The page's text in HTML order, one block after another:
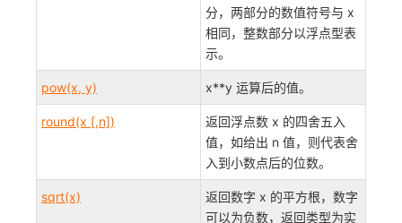
分，两部分的数值符号与 x
相同，整数部分以浮点型表
示。
pow(x, y) x**y 运算后的值。
round(x [,n])
返回浮点数 x 的四舍五入
值，如给出 n 值，则代表舍
入到小数点后的位数。
sqrt(x)
返回数字 x 的平方根，数字
可以为负数，返回类型为实